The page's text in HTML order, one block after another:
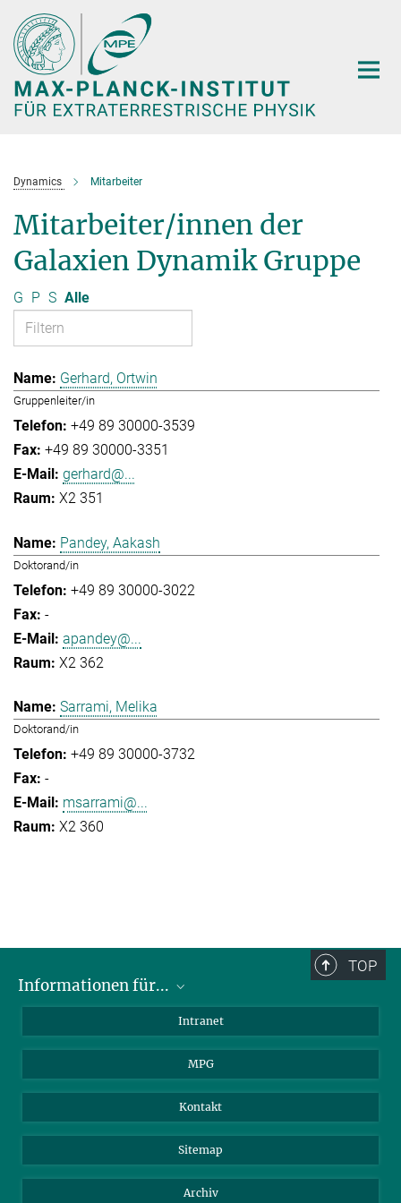
Hauptinhalt
Dynamics Mitarbeiter
Mitarbeiter/innen der
Galaxien Dynamik Gruppe
G P S Alle
Gerhard, Ortwin
Gruppenleiter/in
+49 89 30000-3539
+49 89 30000-3351
gerhard@...
X2 351
Pandey, Aakash
Doktorand/in
+49 89 30000-3022
-
apandey@...
X2 362
Sarrami, Melika
Doktorand/in
+49 89 30000-3732
-
msarrami@...
X2 360
TOP
Informationen für...
Studenten
Journalisten
Intranet
MPG
Kontakt
Sitemap
Archiv